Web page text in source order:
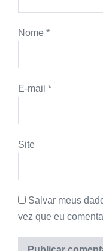
Nome *
E-mail *
Site
Salvar meus
vez que eu